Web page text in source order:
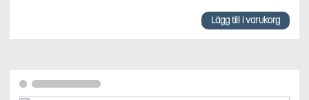
Lägg till i varukorg